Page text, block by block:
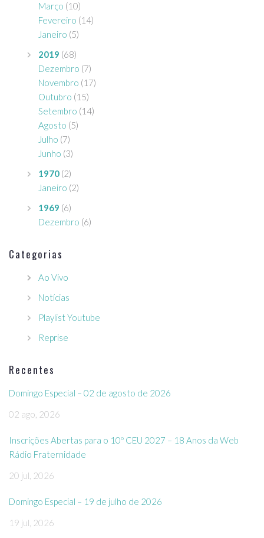
Março (10)
Fevereiro (14)
Janeiro (5)
2019 (68)
Dezembro (7)
Novembro (17)
Outubro (15)
Setembro (14)
Agosto (5)
Julho (7)
Junho (3)
1970 (2)
Janeiro (2)
1969 (6)
Dezembro (6)
Categorias
Ao Vivo
Notícias
Playlist Youtube
Reprise
Recentes
Domingo Especial – 02 de agosto de 2026
02 ago, 2026
Inscrições Abertas para o 10º CEU 2027 – 18 Anos da Web
Rádio Fraternidade
20 jul, 2026
Domingo Especial – 19 de julho de 2026
19 jul, 2026